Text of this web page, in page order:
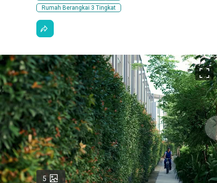
Rumah Berangkai 3 Tingkat
5 Gambar